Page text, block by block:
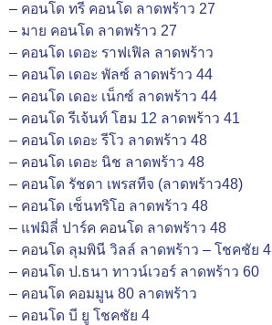
– คอนโด ทรี คอนโด ลาดพร้าว 27
– มาย คอนโด ลาดพร้าว 27
– คอนโด เดอะ ราฟเฟิล ลาดพร้าว
– คอนโด เดอะ พัลซ์ ลาดพร้าว 44
– คอนโด เดอะ เน็กซ์ ลาดพร้าว 44
– คอนโด รีเจ้นท์ โฮม 12 ลาดพร้าว 41
– คอนโด เดอะ รีโว ลาดพร้าว 48
– คอนโด เดอะ นิช ลาดพร้าว 48
– คอนโด รัชดา เพรสทีจ (ลาดพร้าว48)
– คอนโด เซ็นทริโอ ลาดพร้าว 48
– แฟมิลี่ ปาร์ค คอนโด ลาดพร้าว 48
– คอนโด ลุมพินี วิลล์ ลาดพร้าว – โชคชัย 4
– คอนโด ป.ธนา ทาวน์เวอร์ ลาดพร้าว 60
– คอนโด คอมมูน 80 ลาดพร้าว
– คอนโด บี ยู โชคชัย 4